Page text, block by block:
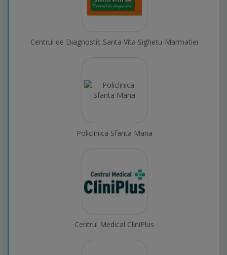
Centrul de Diagnostic Santa Vita Sighetu-Marmatiei
Policlinica Sfanta Maria
Centrul Medical CliniPlus